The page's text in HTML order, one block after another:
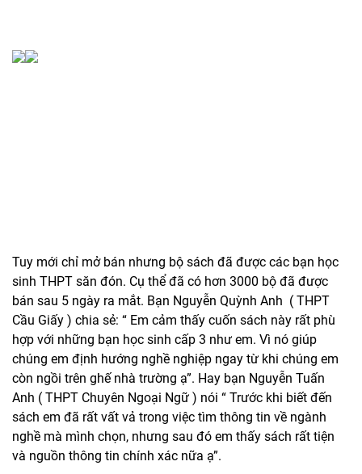
Tuy mới chỉ mở bán nhưng bộ sách đã được các bạn học
sinh THPT săn đón. Cụ thể đã có hơn 3000 bộ đã được
bán sau 5 ngày ra mắt. Bạn Nguyễn Quỳnh Anh ( THPT
Cầu Giấy ) chia sẻ: “ Em cảm thấy cuốn sách này rất phù
hợp với những bạn học sinh cấp 3 như em. Vì nó giúp
chúng em định hướng nghề nghiệp ngay từ khi chúng em
còn ngồi trên ghế nhà trường ạ”. Hay bạn Nguyễn Tuấn
Anh ( THPT Chuyên Ngoại Ngữ ) nói “ Trước khi biết đến
sách em đã rất vất vả trong việc tìm thông tin về ngành
nghề mà mình chọn, nhưng sau đó em thấy sách rất tiện
và nguồn thông tin chính xác nữa ạ”.